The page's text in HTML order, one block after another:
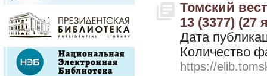
Томский
13 (3377) (27
Дата
Количество
https://